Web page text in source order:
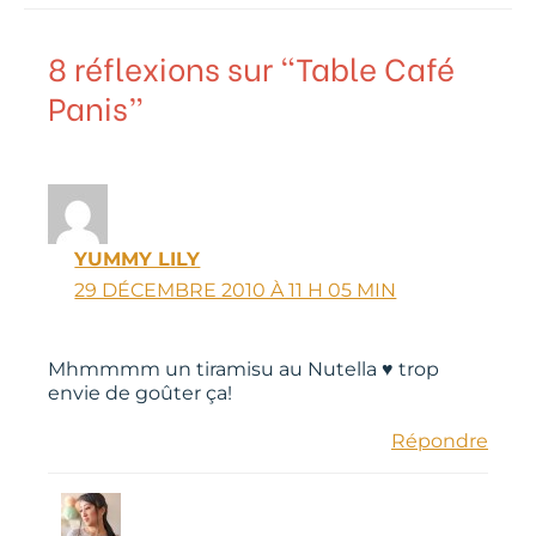
8 réflexions sur “Table Café
Panis”
YUMMY LILY
29 DÉCEMBRE 2010 À 11 H 05 MIN
Mhmmmm un tiramisu au Nutella ♥ trop
envie de goûter ça!
Répondre